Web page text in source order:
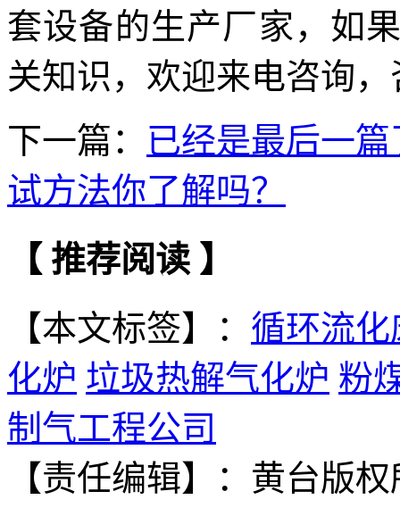
套设备的生产厂家，如
关知识，欢迎来电咨询，
下一篇： 已经是最后一篇
试方法你了解吗？
【 推荐阅读 】
【本文标签】： 循环流
化炉 垃圾热解气化炉 粉
制气工程公司
【责任编辑】： 黄台版权